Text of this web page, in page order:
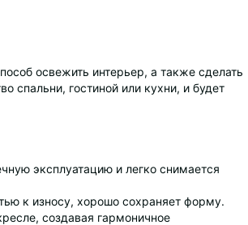
освежить интерьер, а также сделать
спальни, гостиной или кухни, и будет
эксплуатацию и легко снимается
к износу, хорошо сохраняет форму.
создавая гармоничное